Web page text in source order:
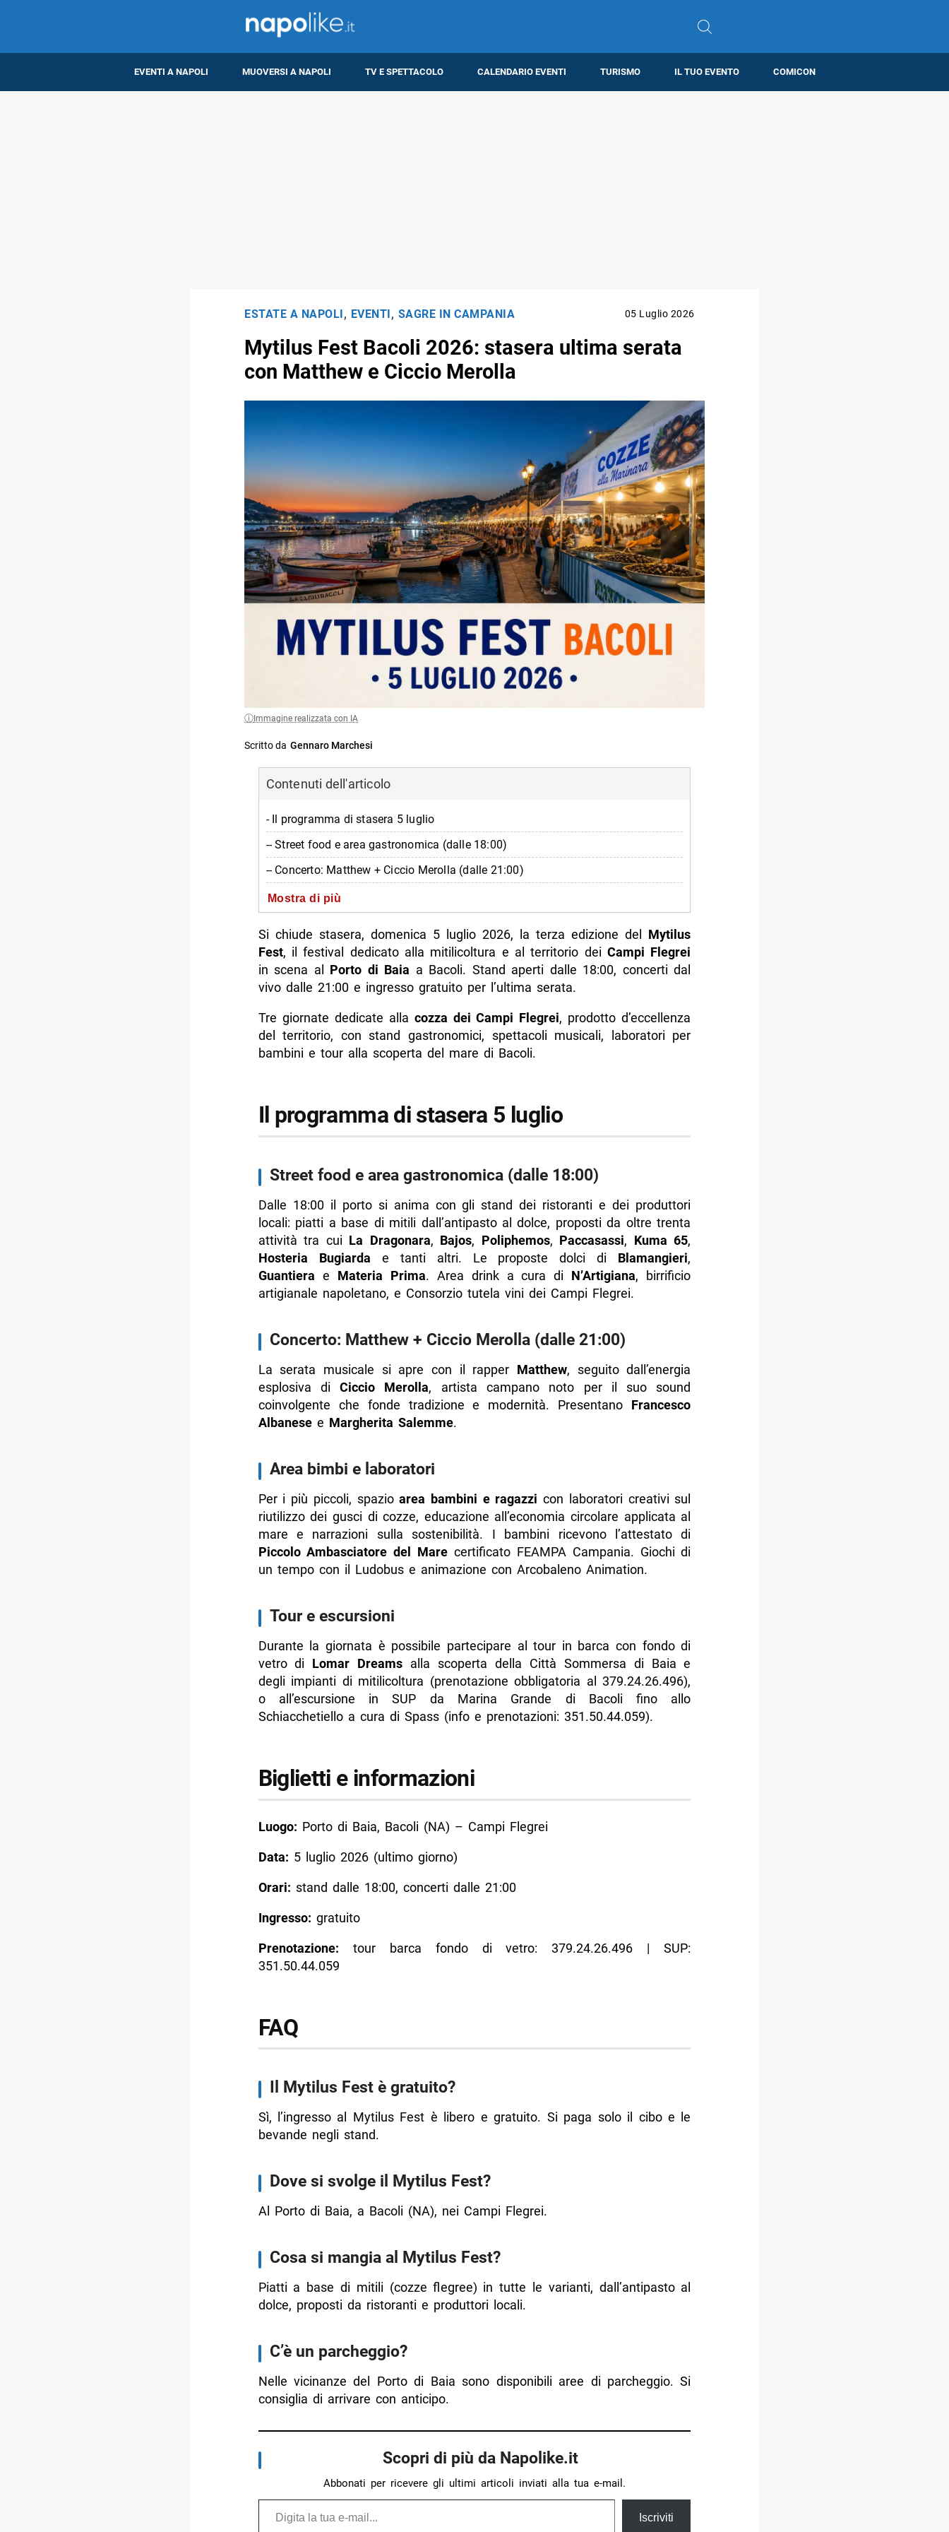
EVENTI A NAPOLI MUOVERSI A NAPOLI TV E SPETTACOLO CALENDARIO EVENTI TURISMO IL TUO EVENTO COMICON
ESTATE A NAPOLI , EVENTI , SAGRE IN CAMPANIA 05 Luglio 2026
Mytilus Fest Bacoli 2026: stasera ultima serata
con Matthew e Ciccio Merolla
Immagine realizzata con IA
Scritto da Gennaro Marchesi
Contenuti dell'articolo
- Il programma di stasera 5 luglio
-- Street food e area gastronomica (dalle 18:00)
-- Concerto: Matthew + Ciccio Merolla (dalle 21:00)
-- Area bimbi e laboratori
- Biglietti e informazioni
- FAQ
-- Il Mytilus Fest è gratuito?
-- Dove si svolge il Mytilus Fest?
-- Cosa si mangia al Mytilus Fest?
Mostra di più
Si chiude stasera, domenica 5 luglio 2026, la terza edizione del Mytilus
Fest, il festival dedicato alla mitilicoltura e al territorio deiCampi Flegrei
in scena al Porto di Baia a Bacoli. Stand aperti dalle 18:00, concerti dal
vivo dalle 21:00 e ingresso gratuito per l’ultima serata.
Tre giornate dedicate alla cozza dei Campi Flegrei, prodotto d’eccellenza
del territorio, con stand gastronomici, spettacoli musicali, laboratori per
bambini e tour alla scoperta del mare di Bacoli.
Il programma di stasera 5 luglio
Street food e area gastronomica (dalle 18:00)
Dalle 18:00 il porto si anima con gli stand dei ristoranti e dei produttori
locali: piatti a base di mitili dall’antipasto al dolce, proposti da oltre trenta
attività tra cui La Dragonara, Bajos, Poliphemos, Paccasassi, Kuma 65,
Hosteria Bugiarda e tanti altri. Le proposte dolci di Blamangieri,
Guantiera e Materia Prima. Area drink a cura di N’Artigiana, birrificio
artigianale napoletano, e Consorzio tutela vini dei Campi Flegrei.
Concerto: Matthew + Ciccio Merolla (dalle 21:00)
La serata musicale si apre con il rapper Matthew, seguito dall’energia
esplosiva diCiccio Merolla, artista campano noto per il suo sound
coinvolgente che fonde tradizione e modernità. Presentano Francesco
Albanesee Margherita Salemme.
Area bimbi e laboratori
Per i più piccoli, spazioarea bambini e ragazzi con laboratori creativi sul
riutilizzo dei gusci di cozze, educazione all’economia circolare applicata al
mare e narrazioni sulla sostenibilità. I bambini ricevono l’attestato di
Piccolo Ambasciatore del Mare certificato FEAMPA Campania. Giochi di
un tempo con il Ludobus e animazione con Arcobaleno Animation.
Tour e escursioni
Durante la giornata è possibile partecipare al tour in barca con fondo di
vetro di Lomar Dreams alla scoperta della Città Sommersa di Baia e
degli impianti di mitilicoltura (prenotazione obbligatoria al 379.24.26.496),
o all’escursione in SUP da Marina Grande di Bacoli fino allo
Schiacchetiello a cura di Spass (info e prenotazioni: 351.50.44.059).
Biglietti e informazioni
Luogo: Porto di Baia, Bacoli (NA) – Campi Flegrei
Data: 5 luglio 2026 (ultimo giorno)
Orari: stand dalle 18:00, concerti dalle 21:00
Ingresso: gratuito
Prenotazione: tour barca fondo di vetro: 379.24.26.496 | SUP:
351.50.44.059
FAQ
Il Mytilus Fest è gratuito?
Sì, l’ingresso al Mytilus Fest è libero e gratuito. Si paga solo il cibo e le
bevande negli stand.
Dove si svolge il Mytilus Fest?
Al Porto di Baia, a Bacoli (NA), nei Campi Flegrei.
Cosa si mangia al Mytilus Fest?
Piatti a base di mitili (cozze flegree) in tutte le varianti, dall’antipasto al
dolce, proposti da ristoranti e produttori locali.
C’è un parcheggio?
Nelle vicinanze del Porto di Baia sono disponibili aree di parcheggio. Si
consiglia di arrivare con anticipo.
Scopri di più da Napolike.it
Abbonati per ricevere gli ultimi articoli inviati alla tua e-mail.
Digita la tua e-mail...
Iscriviti